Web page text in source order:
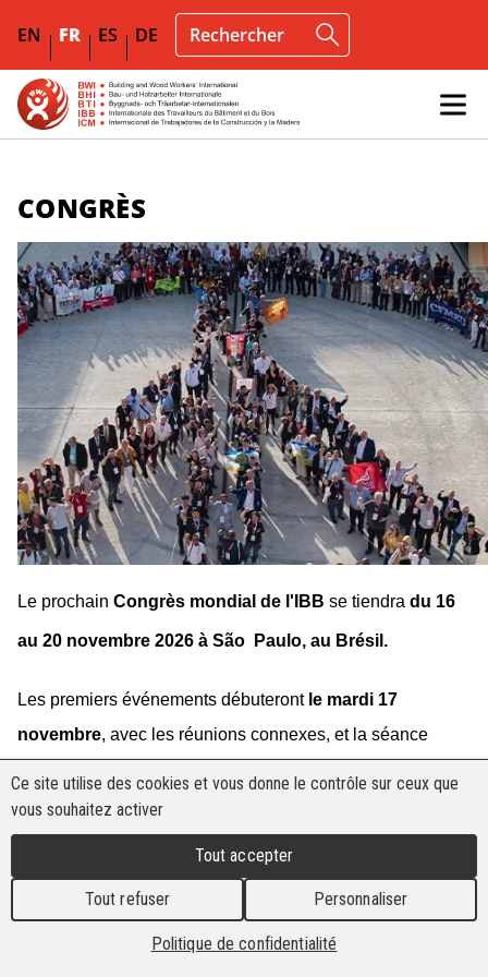
EN FR ES DE
CONGRÈS
Le prochain Congrès mondial de l'IBB se tiendra du 16
au 20 novembre 2026 à São Paulo, au Brésil.
Les premiers événements débuteront le mardi 17
novembre, avec les réunions connexes, et la séance
novembre. Le samedi est le jour de départ recommandé.
Veuillez noter les dates d'arrivée en fonction de votre
Le congrès se tiendra auGrand Hyatt São Paulo. Hotel
Ce site utilise des cookies et vous donne le contrôle sur ceux que
vous souhaitez activer
Tout accepter
Tout refuser Personnaliser
Politique de confidentialité